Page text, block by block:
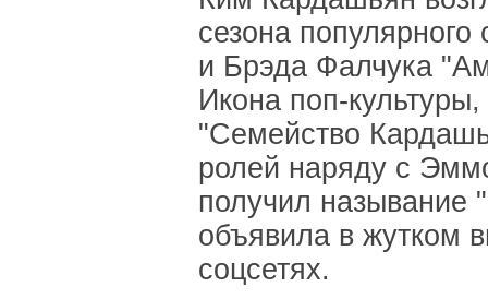
сезона
и Брэда Фалчука
Икона поп-
"Семейство
ролей наряду с
получил
объявила в жутком
соцсетях.